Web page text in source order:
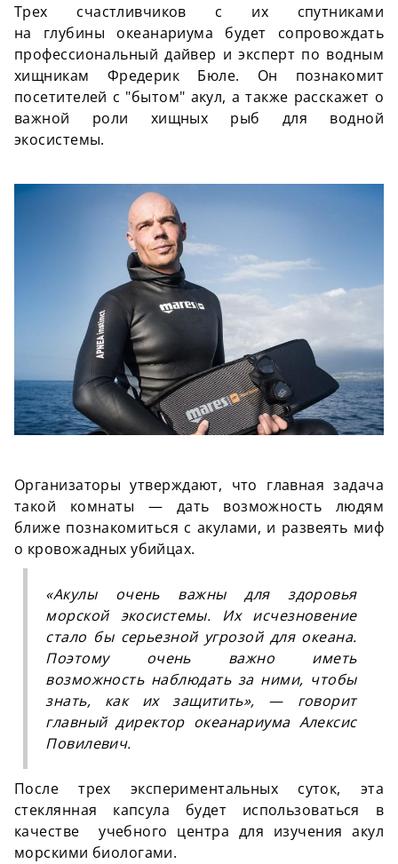
Трех счастливчиков с их спутниками
на глубины океанариума будет сопровождать
профессиональныйдайвер и эксперт по водным
хищникам Фредерик Бюле. Он познакомит
посетителей с "бытом" акул, а также расскажет о
важной роли хищных рыб для водной
экосистемы.
Организаторы утверждают, что главная задача
такой комнаты — дать возможность людям
ближе познакомиться с акулами, и развеять миф
о кровожадных убийцах.
«Акулы очень важны для здоровья
морской экосистемы. Их исчезновение
стало бы серьезной угрозой для океана.
Поэтому очень важно иметь
возможность наблюдать за ними, чтобы
знать, как их защитить», — говорит
главный директор океанариума Алексис
Повилевич.
После трех экспериментальных суток, эта
стеклянная капсула будет использоваться в
качестве учебного центра для изучения акул
морскими биологами.